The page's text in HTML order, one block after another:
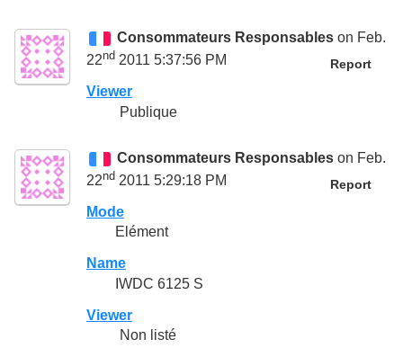
Consommateurs Responsables on Feb.
22nd 2011 5:37:56 PM Report
Viewer
Publique
Consommateurs Responsables on Feb.
22nd 2011 5:29:18 PM Report
Mode
Elément
Name
IWDC 6125 S
Viewer
Non listé